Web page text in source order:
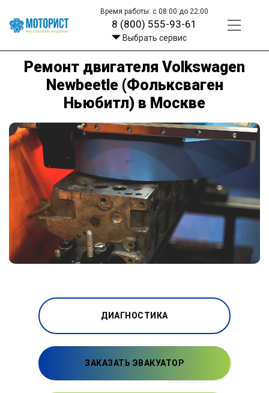
Время работы: с 08:00 до 22:00
8 (800) 555-93-61
Выбрать сервис
Ремонт двигателя Volkswagen
Newbeetle (Фольксваген
Ньюбитл) в Москве
ДИАГНОСТИКА
ЗАКАЗАТЬ ЭВАКУАТОР